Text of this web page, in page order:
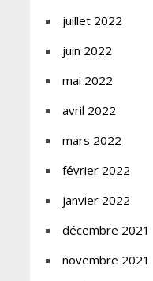
juillet 2022
juin 2022
mai 2022
avril 2022
mars 2022
février 2022
janvier 2022
décembre 2021
novembre 2021